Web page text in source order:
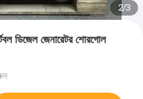
2/3
ডিজেল জেনারেটর শোরগোল